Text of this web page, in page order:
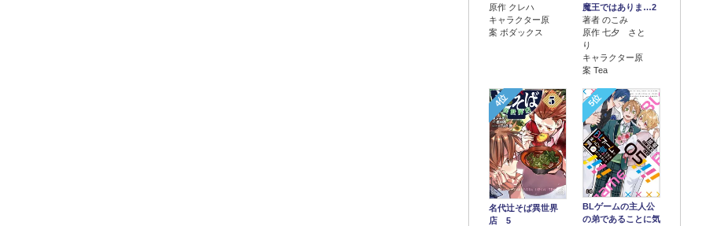
原作 クレハ
キャラクター原
案 ボダックス
魔王ではありま…2
著者 のこみ
原作 七夕 さと
り
キャラクター原
案 Tea
4位
名代辻そば異世界
店 5
5位
BLゲームの主人公
の弟であることに気